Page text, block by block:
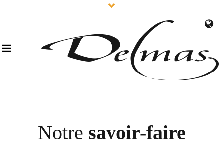
Notre savoir-faire